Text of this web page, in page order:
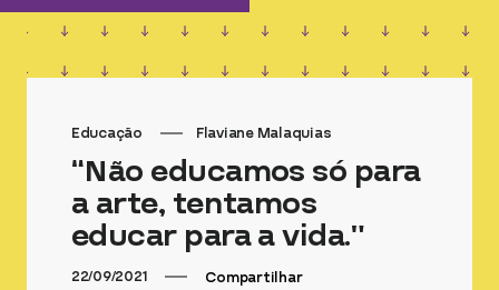
Educação Flaviane Malaquias
“Não educamos só para
a arte, tentamos
educar para a vida.”
22/09/2021 Compartilhar